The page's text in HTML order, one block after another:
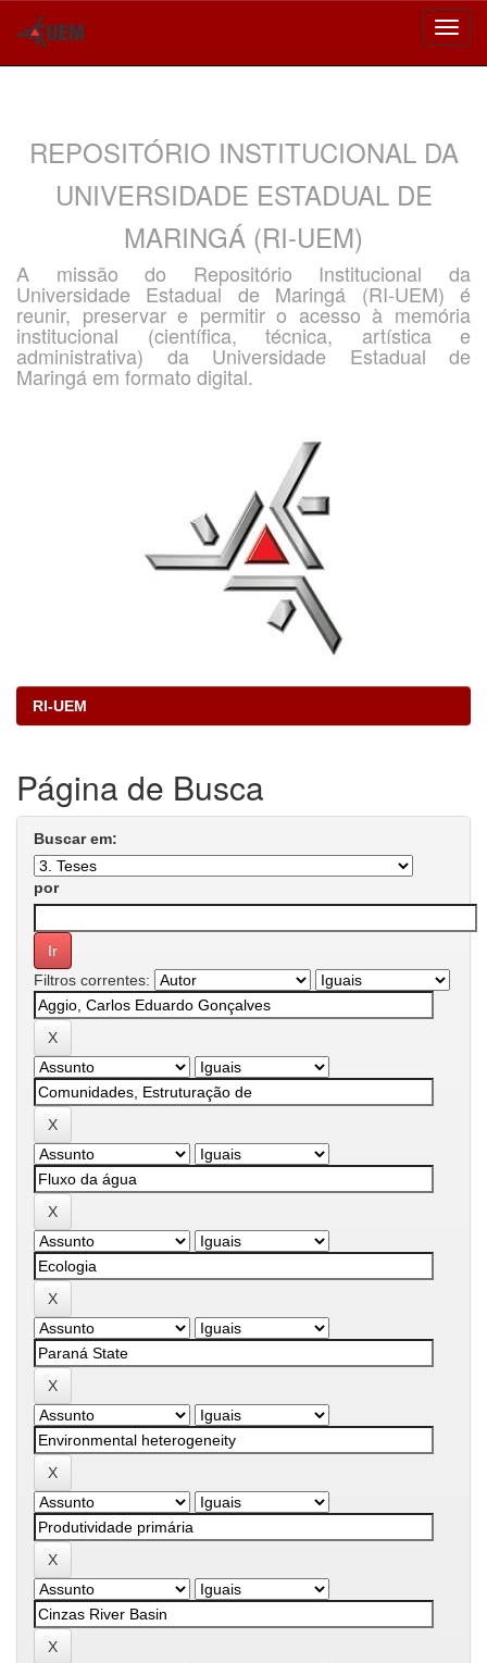
REPOSITÓRIO INSTITUCIONAL DA
UNIVERSIDADE ESTADUAL DE
MARINGÁ (RI-UEM)
A missão do Repositório Institucional da
Universidade Estadual de Maringá (RI-UEM) é
reunir, preservar e permitir o acesso à memória
institucional (científica, técnica, artística e
administrativa) da Universidade Estadual de
Maringá em formato digital.
RI-UEM
Página de Busca
Buscar em:
por
Filtros correntes: